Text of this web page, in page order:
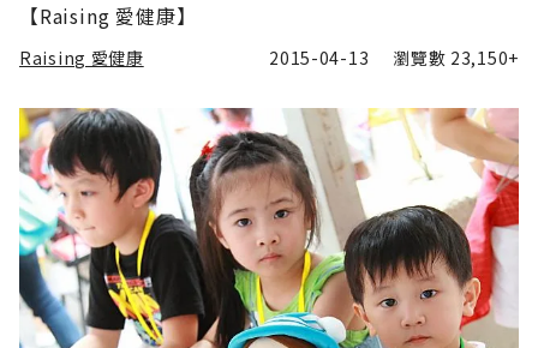
【Raising 愛健康】
Raising 愛健康 2015-04-13 瀏覽數 23,150+